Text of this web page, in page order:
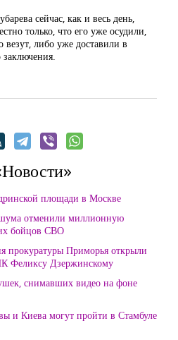
сейчас, как и весь день,
только, что его уже осудили,
либо уже доставили в
площади в Москве
отменили миллионную
бойцов СВО
прокуратуры Приморья открыли
Феликсу Дзержинскому
снимавших видео на фоне
и Киева могут пройти в Стамбуле